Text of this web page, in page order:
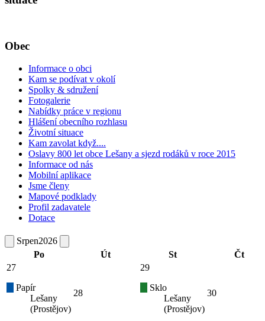
Obec
Informace o obci
Kam se podívat v okolí
Spolky & sdružení
Fotogalerie
Nabídky práce v regionu
Hlášení obecního rozhlasu
Životní situace
Kam zavolat když....
Oslavy 800 let obce Lešany a sjezd rodáků v roce 2015
Informace od nás
Mobilní aplikace
Jsme členy
Mapové podklady
Profil zadavatele
Dotace
Srpen2026
Po
Út St
Čt
27
Papír
Lešany
(Prostějov)
28
29
Sklo
Lešany
(Prostějov)
30